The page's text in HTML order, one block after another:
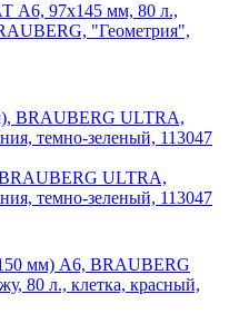
97х145 мм, 80 л.,
"Геометрия",
ULTRA,
темно-зеленый, 113047